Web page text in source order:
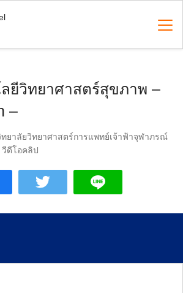
ยีวิทยาศาสตร์สุขภาพ –
–
ทยาลัยวิทยาศาสตร์การแพทย์เจ้าฟ้าจุฬาภรณ์
วีดีโอคลิป